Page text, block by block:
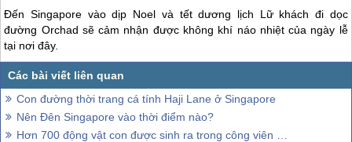
ĐếnSingapore vào dịp Noel và tết dương lịch Lữ khách đi dọc
đường Orchad sẽ cảm nhận được không khí náo nhiệt của ngày lễ
tại nơi đây.
Con đường thời trang cá tính Haji Lane ở Singapore
Nên Đên Singapore vào thời điểm nào?
Hơn 700 động vật con được sinh ra trong công viên Singapore.